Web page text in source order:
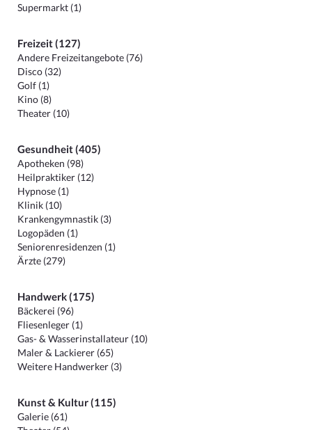
Supermarkt (1)
Freizeit (127)
Andere Freizeitangebote (76)
Disco (32)
Golf (1)
Kino (8)
Theater (10)
Gesundheit (405)
Apotheken (98)
Heilpraktiker (12)
Hypnose (1)
Klinik (10)
Krankengymnastik (3)
Logopäden (1)
Seniorenresidenzen (1)
Ärzte (279)
Handwerk (175)
Bäckerei (96)
Fliesenleger (1)
Gas- & Wasserinstallateur (10)
Maler & Lackierer (65)
Weitere Handwerker (3)
Kunst & Kultur (115)
Galerie (61)